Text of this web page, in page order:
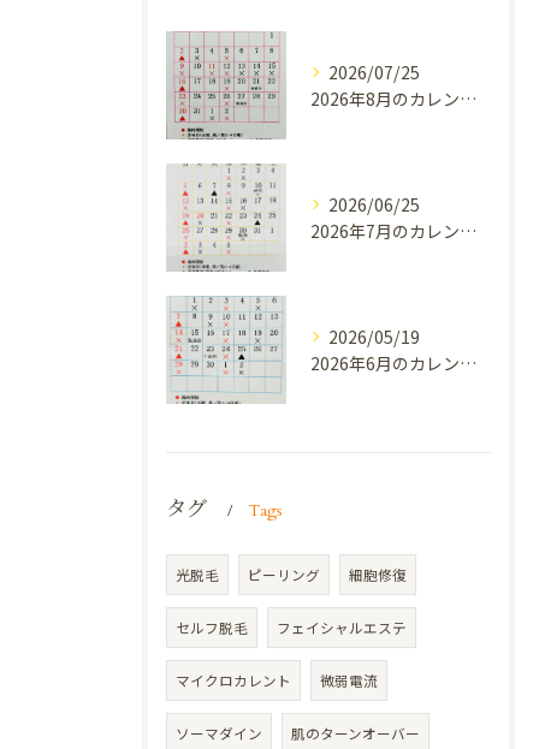
2026/07/25
2026年8月のカレンダーです。
2026/06/25
2026年7月のカレンダーです。
2026/05/19
2026年6月のカレンダーです。
タグ Tags
光脱毛 ピーリング 細胞修復
セルフ脱毛 フェイシャルエステ
マイクロカレント 微弱電流
ソーマダイン 肌のターンオーバー